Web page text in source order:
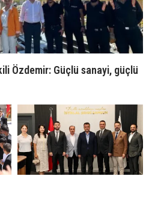
Özdemir: Güçlü sanayi, güçlü